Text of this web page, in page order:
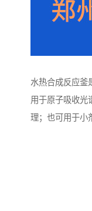
水热合成反应釜
用于原子吸收光
理；也可用于小